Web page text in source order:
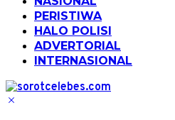
PERISTIWA
HALO POLISI
ADVERTORIAL
INTERNASIONAL